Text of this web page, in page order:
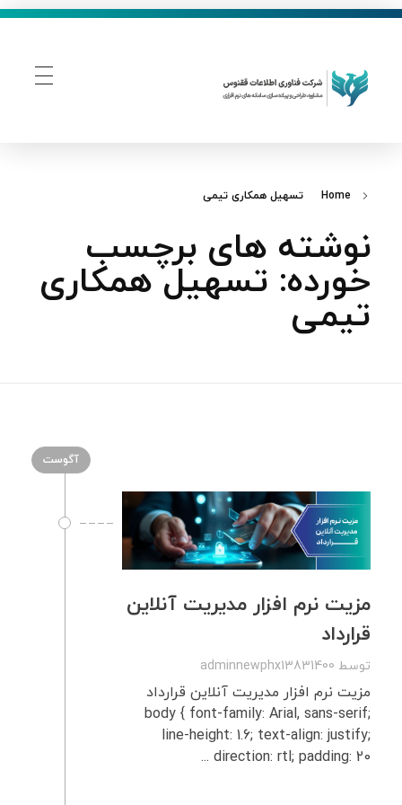
Home تسهیل همکاری تیمی
نوشته های برچسب
خورده: تسهیل همکاری
تیمی
آگوست
مزیت نرم‌ افزار مدیریت آنلاین
قرارداد
توسط adminnewphx13831400
مزیت نرم‌ افزار مدیریت آنلاین قرارداد
body { font-family: Arial, sans-serif;
line-height: 1.6; text-align: justify;
direction: rtl; padding: 20 ...